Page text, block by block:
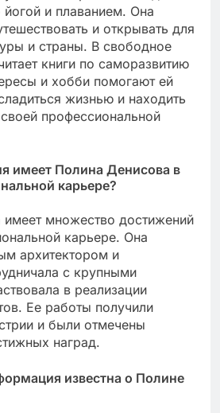
и плаванием. Она
и открывать для
и страны. В свободное
книги по саморазвитию
и хобби помогают ей
жизнью и находить
профессиональной
имеет Полина Денисова в
карьере?
множество достижений
карьере. Она
архитектором и
с крупными
в реализации
Ее работы получили
и были отмечены
наград.
известна о Полине